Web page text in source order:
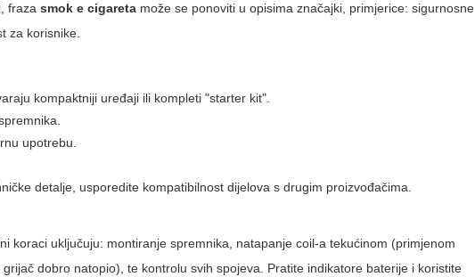
frazasmok e cigareta može se ponoviti u opisima značajki, primjerice:sigurnosne
za korisnike.
kompaktniji uređaji ili kompleti "starter kit".
upotrebu.
detalje, usporedite kompatibilnost dijelova s drugim proizvođačima.
koraci uključuju: montiranje spremnika, natapanje coil-a tekućinom (primjenom
dobro natopio), te kontrolu svih spojeva. Pratite indikatore baterije i koristite